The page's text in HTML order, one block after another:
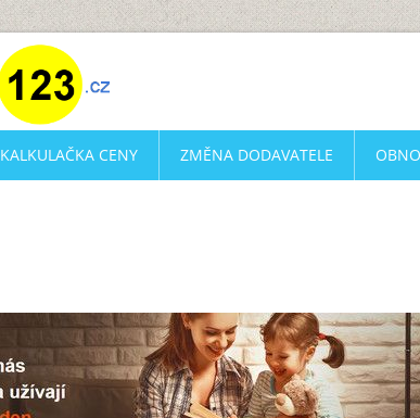
KALKULAČKA CENY ZMĚNA DODAVATELE